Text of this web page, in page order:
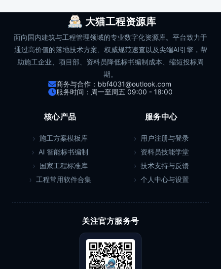
大猫工程资源库
面向国内建筑与工程管理领域的专业数字化资源库。平台致力于
通过高价值的落地技术方案、权威规范速查以及尖端AI引擎，帮
助施工企业、项目部、资料员降低标书编制成本、缩短投标周
期。
商务与合作：bbf4031@outlook.com
服务时间：周一至周五 09:00 - 18:00
核心产品
施工方案模板库
AI 智能标书编制
国家工程标准库
工程常用软件合集
服务中心
用户注册与登录
资料员技能学堂
技术支持与反馈
个人中心与设置
关注官方服务号